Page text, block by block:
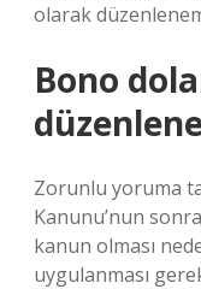
olarak
Bono
Zorunlu yoruma
Kanunu’nun
kanun olması
uygulanması